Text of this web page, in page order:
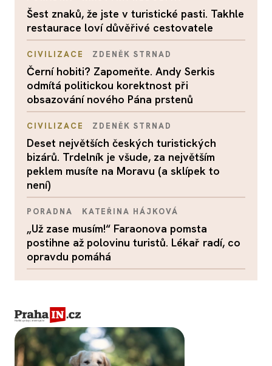
Šest znaků, že jste v turistické pasti. Takhle
restaurace loví důvěřivé cestovatele
CIVILIZACE ZDENĚK STRNAD
Černí hobiti? Zapomeňte. Andy Serkis
odmítá politickou korektnost při
obsazování nového Pána prstenů
CIVILIZACE ZDENĚK STRNAD
Deset největších českých turistických
bizárů. Trdelník je všude, za největším
peklem musíte na Moravu (a sklípek to
není)
PORADNA KATEŘINA HÁJKOVÁ
„Už zase musím!“ Faraonova pomsta
postihne až polovinu turistů. Lékař radí, co
opravdu pomáhá